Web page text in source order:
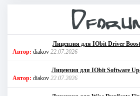
Лицензия для IObit Driver
Автор: diakov 22.07.2026
Лицензия для IObit Software
Автор: diakov 22.07.2026